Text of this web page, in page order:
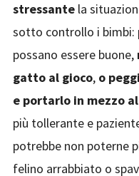
stressantela
sotto controllo i bimbi:
possano essere buone,
gatto al gioco, o
e portarlo in mezzo
più tollerante e
potrebbe non poterne
felino arrabbiato o